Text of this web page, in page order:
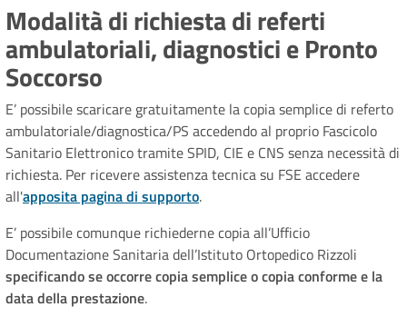
Modalità di richiesta di referti
ambulatoriali, diagnostici e Pronto
Soccorso
E’ possibile scaricare gratuitamente la copia semplice di referto
ambulatoriale/diagnostica/PS accedendo al proprio Fascicolo
Sanitario Elettronico tramite SPID, CIE e CNS senza necessità di
richiesta. Per ricevere assistenza tecnica su FSE accedere
all'apposita pagina di supporto.
E’ possibile comunque richiederne copia all’Ufficio
Documentazione Sanitaria dell’Istituto Ortopedico Rizzoli
specificando se occorre copia semplice o copia conforme e la
data della prestazione.